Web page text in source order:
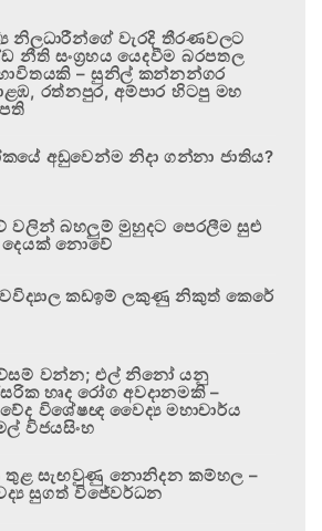
නිලධාරීන්ගේ වැරදි තීරණවලට
නීති සංග්‍රහය යෙදවීම බරපතල
– සුනිල් කන්නන්ගර
රත්නපුර, අම්පාර හිටපු මහ
අඩුවෙන්ම නිදා ගන්නා ජාතිය?
වලින් බහලුම් මුහුදට පෙරලීම සුළු
දෙයක් නොවේ
කඩඉම් ලකුණු නිකුත් කෙරේ
වන්න; එල් නිනෝ යනු
හෘද රෝග අවදානමකි –
විශේෂඥ වෛද්‍ය මහාචාර්ය
විජයසිංහ
තුළ සැඟවුණු නොනිදන කම්හල –
සුගත් විජේවර්ධන